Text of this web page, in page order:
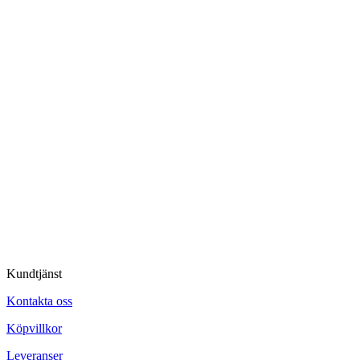
Kundtjänst
Kontakta oss
Köpvillkor
Leveranser